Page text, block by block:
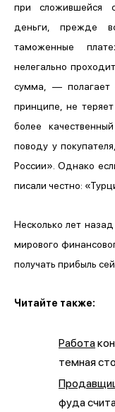
при сложившейся
деньги, прежде
таможенные
нелегально
сумма, — полагает
принципе, не
более
поводу у
России». Однако
писали честно:
Несколько лет
мирового
получать прибыль
Читайте также:
Работа
темная
фуда